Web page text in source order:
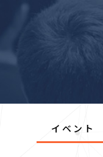
イベント